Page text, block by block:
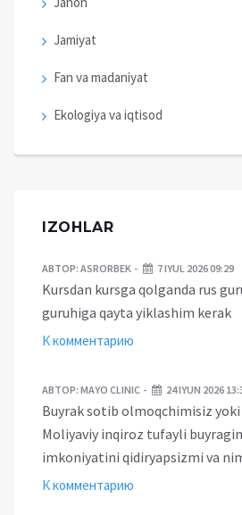
Jamiyat
Fan va madaniyat
Ekologiya va iqtisod
IZOHLAR
АВТОР: ASRORBEK 7 IYUL 2026 09:29
Kursdan kursga qolganda rus
guruhiga qayta yiklashim kerak
К комментарию
АВТОР: MAYO CLINIC 24 IYUN 2026
Buyrak sotib olmoqchimisiz
Moliyaviy inqiroz tufayli
imkoniyatini qidiryapsizmi va
К комментарию